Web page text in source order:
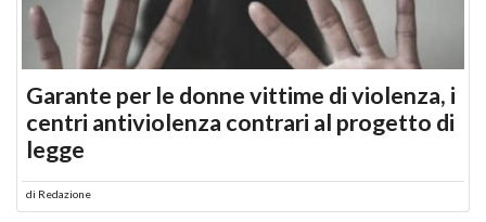
Garante per le donne vittime di violenza, i
centri antiviolenza contrari al progetto di
legge
di Redazione